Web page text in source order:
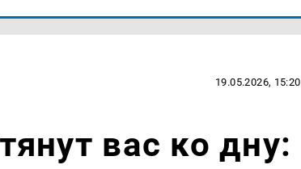
19.05.2026, 15:20
вас ко дну: